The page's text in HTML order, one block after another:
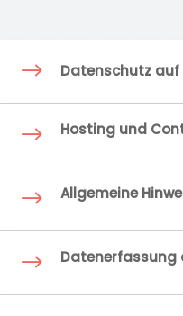
$ Datenschutz auf
$ Hosting und
$ Allgemeine
$ Datenerfassung